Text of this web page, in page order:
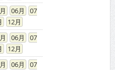
06
07
12
06
07
12
06
07